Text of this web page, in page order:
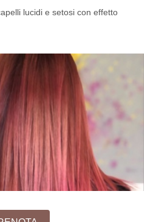
lucidi e setosi con effetto